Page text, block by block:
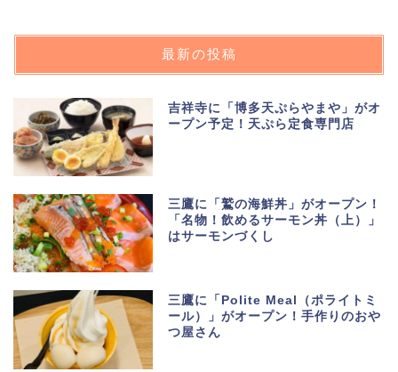
最新の投稿
吉祥寺に「博多天ぷらやまや」がオ
ープン予定！天ぷら定食専門店
三鷹に「鷲の海鮮丼」がオープン！
「名物！飲めるサーモン丼（上）」
はサーモンづくし
三鷹に「Polite Meal（ポライトミ
ール）」がオープン！手作りのおや
つ屋さん